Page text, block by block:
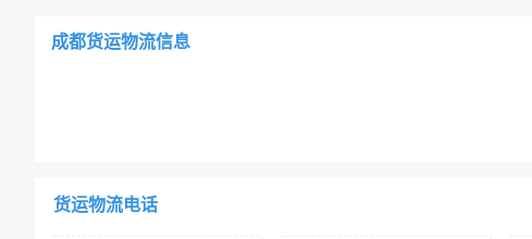
成都货运物流信息
货运物流电话